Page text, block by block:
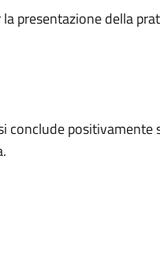
presentazione della
conclude positivamente